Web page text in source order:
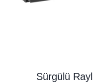
Sürgülü